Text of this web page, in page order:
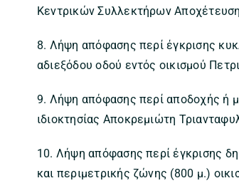
Κεντρικών Συλλεκτήρων
8. Λήψη απόφασης περί έγκρισης
αδιεξόδου οδού εντός οικισμού
9. Λήψη απόφασης περί αποδοχής ή
ιδιοκτησίας Αποκρεμιώτη
10. Λήψη απόφασης περί έγκρισης
και περιμετρικής ζώνης (800 μ.)